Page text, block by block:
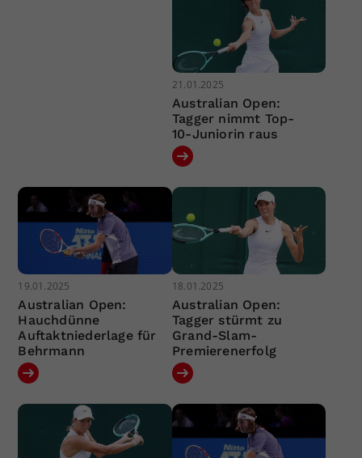
21.01.2025
Australian Open:
Tagger nimmt Top-
10-Juniorin raus
19.01.2025
Australian Open:
Hauchdünne
Auftaktniederlage für
Behrmann
18.01.2025
Australian Open:
Tagger stürmt zu
Grand-Slam-
Premierenerfolg